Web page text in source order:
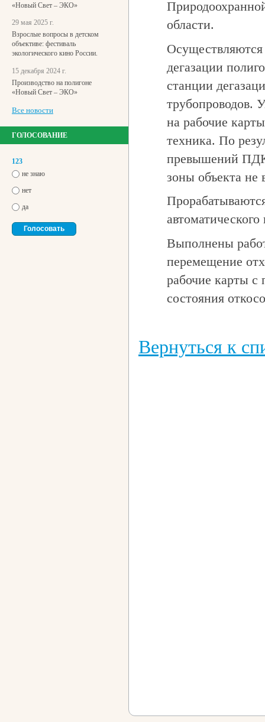
«Новый Свет – ЭКО»
29 мая 2025 г.
Взрослые вопросы в детском
объективе: фестиваль
экологического кино России.
15 декабря 2024 г.
Производство на полигоне
«Новый Свет – ЭКО»
Все новости
ГОЛОСОВАНИЕ
123
не знаю
нет
да
области.
дегазации
станции
трубопроводов.
на рабочие
техника. По
превышений ПДК
зоны объекта не
Выполнены
перемещение
рабочие карты с
состояния
Вернуться к